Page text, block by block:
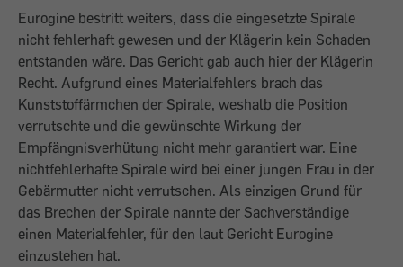
Eurogine bestritt weiters, dass die eingesetzte Spirale
nicht fehlerhaft gewesen und der Klägerin kein Schaden
entstanden wäre. Das Gericht gab auch hier der Klägerin
Recht. Aufgrund eines Materialfehlers brach das
Kunststoffärmchen der Spirale, weshalb die Position
verrutschte und die gewünschte Wirkung der
Empfängnisverhütung nicht mehr garantiert war. Eine
nichtfehlerhafte Spirale wird bei einer jungen Frau in der
Gebärmutter nicht verrutschen. Als einzigen Grund für
das Brechen der Spirale nannte der Sachverständige
einen Materialfehler, für den laut Gericht Eurogine
einzustehen hat.